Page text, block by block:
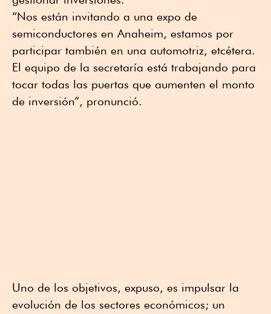
“Nos están invitando a una expo de
semiconductores en Anaheim, estamos por
participar también en una automotriz, etcétera.
El equipo de la secretaría está trabajando para
tocar todas las puertas que aumenten el monto
de inversión”, pronunció.
Uno de los objetivos, expuso, es impulsar la
evolución de los sectores económicos; un